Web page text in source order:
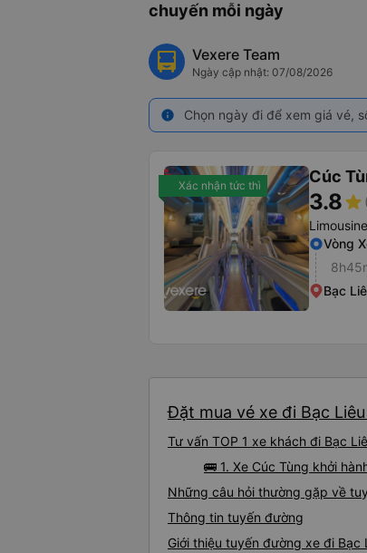
chuyến mỗi ngày
Vexere Team
Ngày cập nhật: 07/08/2026
info Chọn ngày đi để xem giá vé,
Xác nhận tức thì Cúc
3.8star
Vòng
Bạc
Đặt mua vé xe đi Bạc
Tư vấn TOP 1 xe khách đi Bạc
🚌 1. Xe Cúc Tùng khởi
Những câu hỏi thường gặp về
Thông tin tuyến đường
Giới thiệu tuyến đường xe đi Bạc